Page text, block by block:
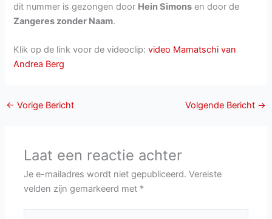
dit nummer is gezongen door Hein Simons en door de
Zangeres zonder Naam.
Klik op de link voor de videoclip:video Mamatschi van
Andrea Berg
← Vorige Bericht Volgende Bericht →
Laat een reactie achter
Je e-mailadres wordt niet gepubliceerd. Vereiste
velden zijn gemarkeerd met *